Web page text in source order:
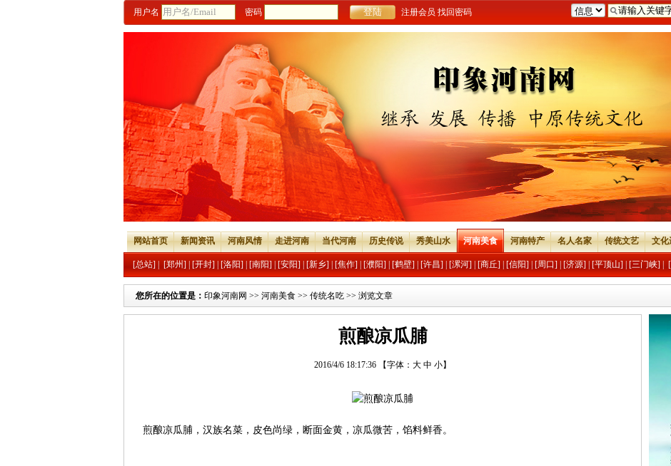
用户名 密码 注册会员 找回密码
网站首页 新闻资讯 河南风情 走进河南 当代河南 历史传说 秀美山水 河南美食 河南特产 名人名家 传统文艺 文化
[总站] [郑州] [开封] [洛阳] [南阳] [安阳] [新乡] [焦作] [濮阳] [鹤壁] [许昌] [漯河] [商丘] [信阳] [周口] [济源] [平顶山] [三门峡]
您所在的位置是： 印象河南网 >> 河南美食 >> 传统名吃 >> 浏览文章
煎酿凉瓜脯
2016/4/6 18:17:36 【字体： 大 中 小】
煎酿凉瓜脯，汉族名菜，皮色尚绿，断面金黄，凉瓜微苦，馅料鲜香。